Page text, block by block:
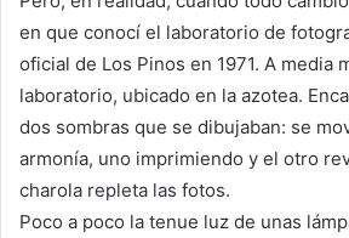
en que conocí el laboratorio de
oficial de Los Pinos en 1971. A media
laboratorio, ubicado en la azotea.
dos sombras que se dibujaban: se
armonía, uno imprimiendo y el otro
charola repleta las fotos.
Poco a poco la tenue luz de unas